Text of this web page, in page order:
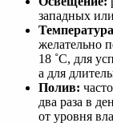
западных
желательно
18 ˚C, для
а для
Полив:
два раза в
от уровня